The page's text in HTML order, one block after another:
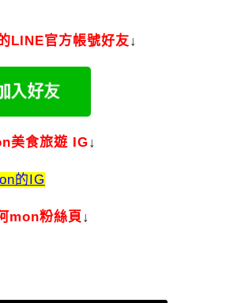
LINE官方帳號好友↓
美食旅遊 IG↓
的IG
mon粉絲頁 ↓